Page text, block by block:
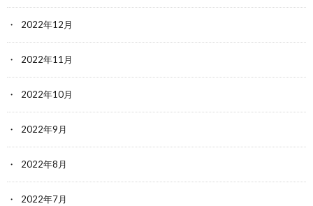
2022年12月
2022年11月
2022年10月
2022年9月
2022年8月
2022年7月